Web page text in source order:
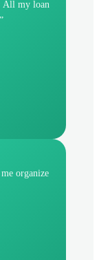
All my loan
”
organize